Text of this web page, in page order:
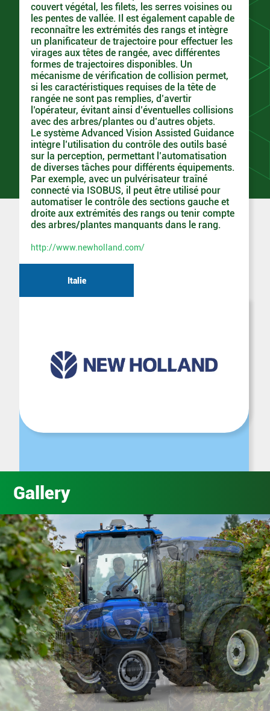
Italie
couvert végétal, les filets, les serres voisines ou
les pentes de vallée. Il est également capable de
reconnaître les extrémités des rangs et intègre
un planificateur de trajectoire pour effectuer les
virages aux têtes de rangée, avec différentes
formes de trajectoires disponibles. Un
mécanisme de vérification de collision permet,
si les caractéristiques requises de la tête de
rangée ne sont pas remplies, d’avertir
l’opérateur, évitant ainsi d’éventuelles collisions
avec des arbres/plantes ou d’autres objets.
Le système Advanced Vision Assisted Guidance
intègre l’utilisation du contrôle des outils basé
sur la perception, permettant l’automatisation
de diverses tâches pour différents équipements.
Par exemple, avec un pulvérisateur traîné
connecté via ISOBUS, il peut être utilisé pour
automatiser le contrôle des sections gauche et
droite aux extrémités des rangs ou tenir compte
des arbres/plantes manquants dans le rang.
http://www.newholland.com/
Gallery